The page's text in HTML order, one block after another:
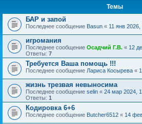
Темы
БАР и запой
Последнее сообщение Basun « 11 янв 2026,
игромания
Последнее сообщение Осадчий Г.В. « 12
Ответы: 7
Требуется Ваша помощь !!!
Последнее сообщение Лариса Косырева «
жизнь трезвая невыносима
Последнее сообщение selin « 24 мар 2024,
Ответы: 1
Кодировка 6+6
Последнее сообщение Butcher6512 « 14